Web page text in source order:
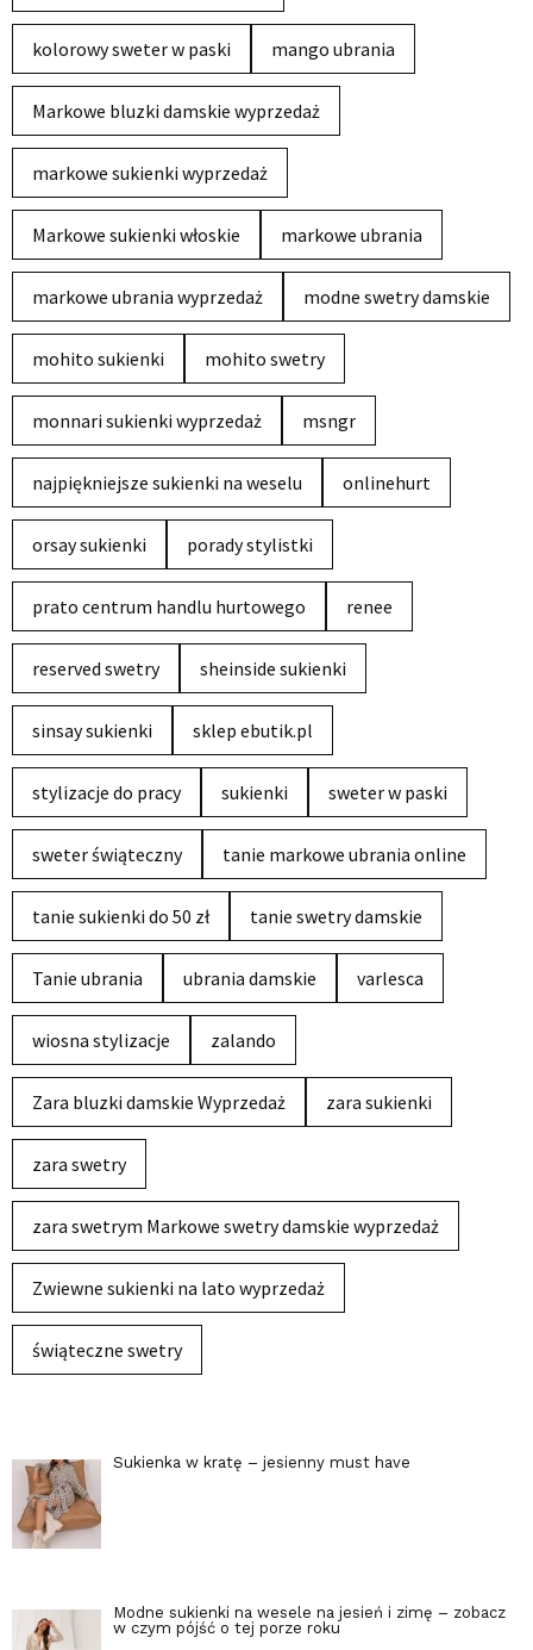
kolorowy sweter w paski mango ubrania
Markowe bluzki damskie wyprzedaż
markowe sukienki wyprzedaż
Markowe sukienki włoskie markowe ubrania
markowe ubrania wyprzedaż modne swetry damskie
mohito sukienki mohito swetry
monnari sukienki wyprzedaż msngr
najpiękniejsze sukienki na weselu onlinehurt
orsay sukienki porady stylistki
prato centrum handlu hurtowego renee
reserved swetry sheinside sukienki
sinsay sukienki sklep ebutik.pl
stylizacje do pracy sukienki sweter w paski
sweter świąteczny tanie markowe ubrania online
tanie sukienki do 50 zł tanie swetry damskie
Tanie ubrania ubrania damskie varlesca
wiosna stylizacje zalando
Zara bluzki damskie Wyprzedaż zara sukienki
zara swetry
zara swetrym Markowe swetry damskie wyprzedaż
Zwiewne sukienki na lato wyprzedaż
świąteczne swetry
Sukienka w kratę – jesienny must have
Modne sukienki na wesele na jesień i zimę – zobacz
w czym pójść o tej porze roku